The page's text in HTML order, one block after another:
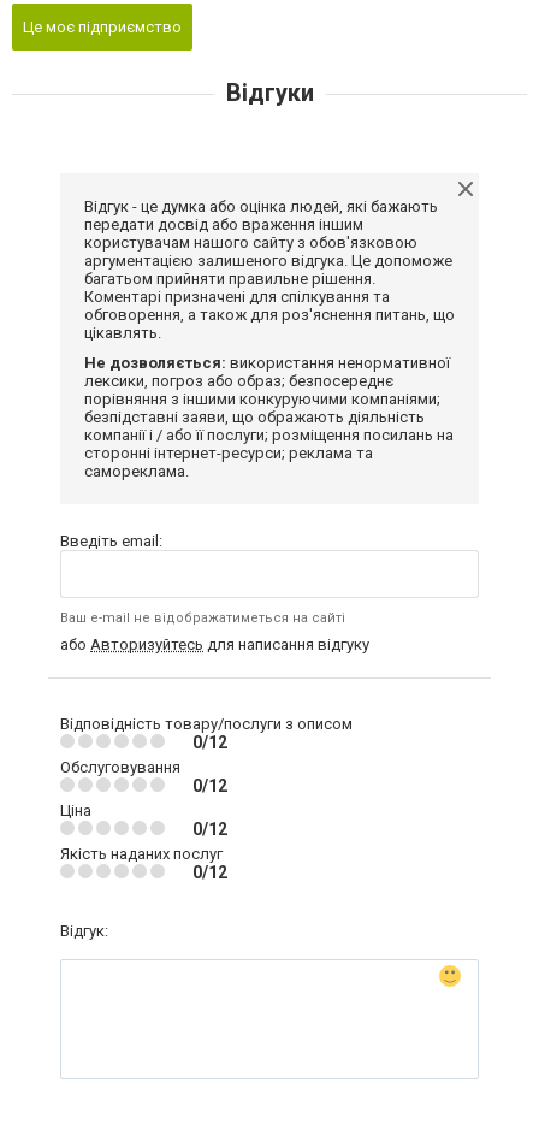
Це моє підприємство
Відгуки
Відгук - це думка або оцінка людей, які бажають
передати досвід або враження іншим
користувачам нашого сайту з обов'язковою
аргументацією залишеного відгука. Це допоможе
багатьом прийняти правильне рішення.
Коментарі призначені для спілкування та
обговорення, а також для роз'яснення питань, що
цікавлять.
Не дозволяється: використання ненормативної
лексики, погроз або образ; безпосереднє
порівняння з іншими конкуруючими компаніями;
безпідставні заяви, що ображають діяльність
компанії і / або її послуги; розміщення посилань на
сторонні інтернет-ресурси; реклама та
самореклама.
Введіть email:
Ваш e-mail не відображатиметься на сайті
або Авторизуйтесь для написання відгуку
Відповідність товару/послуги з описом
0/12
Обслуговування
0/12
Ціна
0/12
Якість наданих послуг
0/12
Відгук: